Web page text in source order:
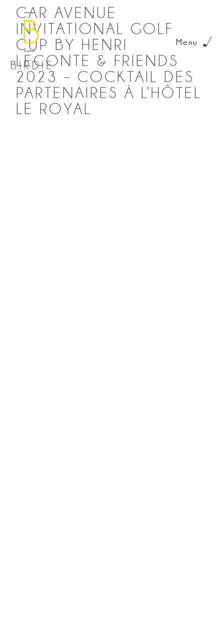
CAR AVENUE
INVITATIONAL GOLF
CUP BY HENRI
LECONTE & FRIENDS
2023 – COCKTAIL DES
PARTENAIRES À L’HÔTEL
LE ROYAL
Menu